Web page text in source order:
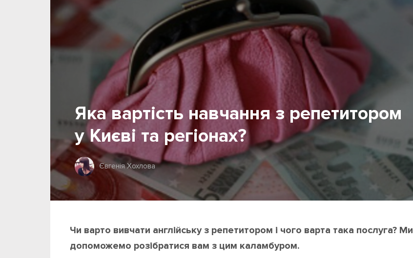
Яка вартість навчання з репетитором
у Києві та регіонах?
Євгенія Хохлова
Чи варто вивчати англійську з репетитором і чого варта така послуга? Ми
допоможемо розібратися вам з цим каламбуром.